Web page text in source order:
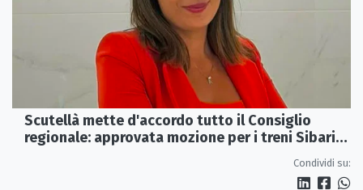
Scutellà mette d'accordo tutto il Consiglio
regionale: approvata mozione per i treni Sibari-
Condividi su: